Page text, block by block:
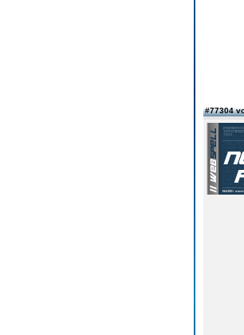
#77304